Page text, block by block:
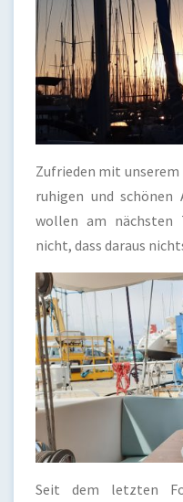
Zufrieden mit
ruhigen und
wollen am nächsten
nicht, dass daraus
Seit dem letzten